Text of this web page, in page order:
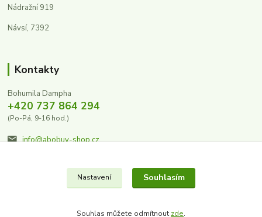
Nádražní 919
Návsí, 7392
Kontakty
Bohumila Dampha
+420 737 864 294
(Po-Pá, 9-16 hod.)
info@abobuv-shop.cz
Nastavení Souhlasím
Souhlas můžete odmítnout zde.